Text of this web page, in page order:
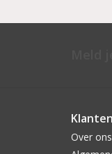
Over ons